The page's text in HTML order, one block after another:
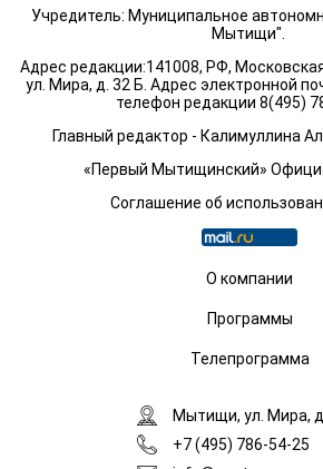
Учредитель: Муниципальное
Мытищи".
Адрес редакции:141008, РФ,
ул. Мира, д. 32 Б. Адрес электронной
телефон редакции 8(495)
Главный редактор - Калимуллина
«Первый Мытищинский»
Соглашение об
О компании
Программы
Телепрограмма
Мытищи, ул. Мира,
+7 (495) 786-54-25